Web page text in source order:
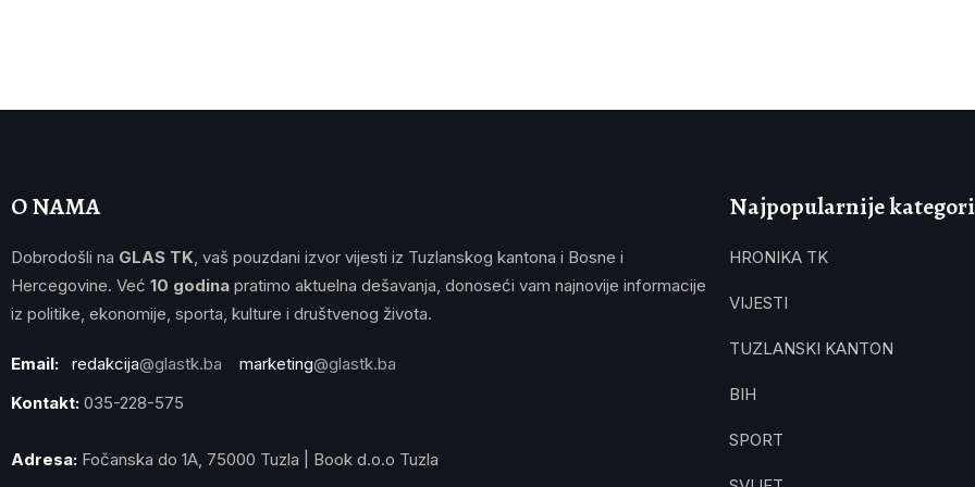
O NAMA
Dobrodošli na GLAS TK, vaš pouzdani izvor vijesti iz Tuzlanskog kantona i Bosne i
Hercegovine. Već 10 godina pratimo aktuelna dešavanja, donoseći vam najnovije informacije
iz politike, ekonomije, sporta, kulture i društvenog života.
Email: redakcija@glastk.ba marketing@glastk.ba
Kontakt: 035-228-575
Adresa: Fočanska do 1A, 75000 Tuzla | Book d.o.o Tuzla
Najpopularnije
HRONIKA TK
VIJESTI
TUZLANSKI KANTON
BIH
SPORT